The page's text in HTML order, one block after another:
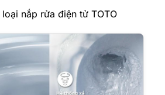
nắp rửa điện tử TOTO